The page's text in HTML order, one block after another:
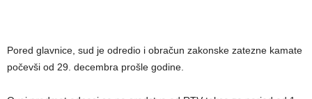
Pored glavnice, sud je odredio i obračun zakonske zatezne kamate
počevši od 29. decembra prošle godine.